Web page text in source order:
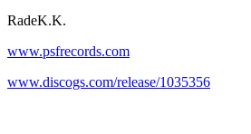
RadeK.K.
www.psfrecords.com
www.discogs.com/release/1035356